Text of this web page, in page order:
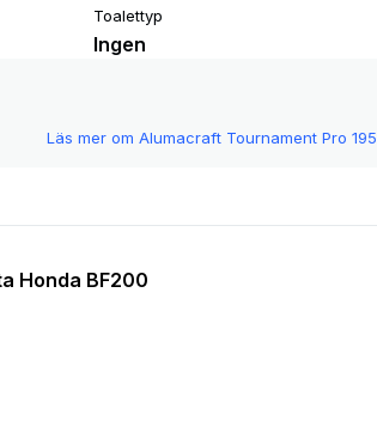
Toalettyp
Ingen
Läs mer omAlumacraft Tournament Pro 195
Honda BF200